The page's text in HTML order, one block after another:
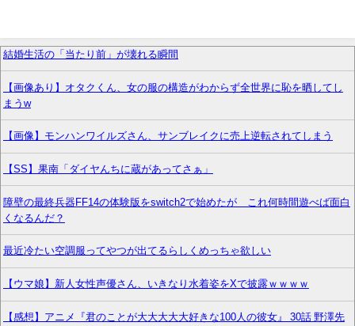
結婚生活の「当たり前」が壊れる瞬間
【画像あり】オタクくん、女の服の構造がわからず全世界に恥を晒してし
まうw
【画像】モンハンワイルズさん、サンブレイクに売上逆転されてしまう
【SS】果南「ダイヤんちに蔵があってさぁ」
障壁の最終兵器FF14の体験版をswitch2で始めたが これ何時間遊べば面白
くなるんだ？
最近冷たい空調服ってやつが出てるらしくめっちゃ欲しい
【ウマ娘】新人女性声優さん、いきなり水着姿をXで披露ｗｗｗｗ
【感想】アニメ『君のことが大大大大大好きな100人の彼女』 30話 野澤先